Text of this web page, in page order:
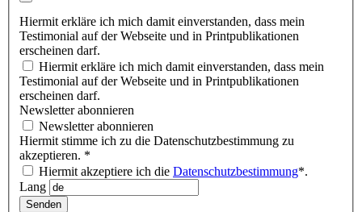
Hiermit erkläre ich mich damit einverstanden, dass mein
Testimonial auf der Webseite und in Printpublikationen
erscheinen darf.
Hiermit erkläre ich mich damit einverstanden, dass mein
Testimonial auf der Webseite und in Printpublikationen
erscheinen darf.
Newsletter abonnieren
Newsletter abonnieren
Hiermit stimme ich zu die Datenschutzbestimmung zu
akzeptieren. *
Hiermit akzeptiere ich die Datenschutzbestimmung*.
Lang
Senden